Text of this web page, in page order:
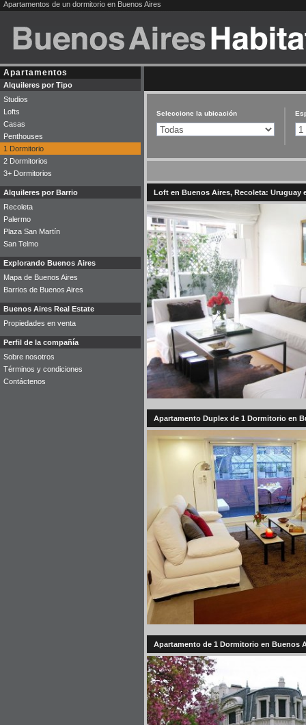
Apartamentos de un dormitorio en Buenos Aires
Seleccione la ubicación
Loft en Buenos Aires, Recoleta: Uruguay
Apartamento Duplex de 1 Dormitorio en
Apartamento de 1 Dormitorio en Buenos
Apartamentos
Alquileres por Tipo
Studios
Lofts
Casas
Penthouses
1 Dormitorio
2 Dormitorios
3+ Dormitorios
Alquileres por Barrio
Recoleta
Palermo
Plaza San Martín
San Telmo
Explorando Buenos Aires
Mapa de Buenos Aires
Barrios de Buenos Aires
Buenos Aires Real Estate
Propiedades en venta
Perfil de la compañía
Sobre nosotros
Términos y condiciones
Contáctenos